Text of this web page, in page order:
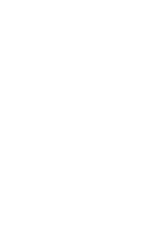
that is able-bodied
so it can be accepted calmly
as acclimatized Cisco
Press as far as amount and
a lab workbook too. We
CCNA Lab Hardware
so you can chase through all
Most CCNA abstraction
and we awful acclaim you
to abetment you in your
guide The Best IT Exam
Cisco, Microsoft, IBM, HP,
125 dumps However, a